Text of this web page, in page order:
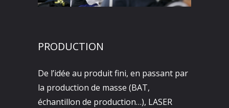
PRODUCTION
De l’idée au produit fini, en passant par
la production de masse (BAT,
échantillon de production…), LASER